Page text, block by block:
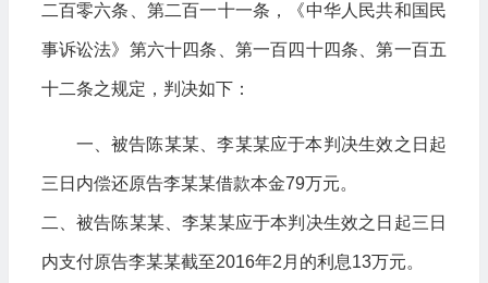
二百零六条、第二百一十一条，《中华人民共和国民
事诉讼法》第六十四条、第一百四十四条、第一百五
十二条之规定，判决如下：
一、被告陈某某、李某某应于本判决生效之日起
三日内偿还原告李某某借款本金79万元。
二、被告陈某某、李某某应于本判决生效之日起三日
内支付原告李某某截至2016年2月的利息13万元。